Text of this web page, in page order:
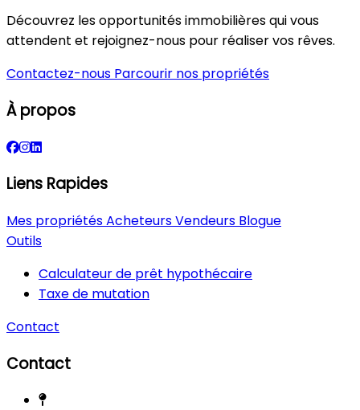
Découvrez les opportunités immobilières qui vous
attendent et rejoignez-nous pour réaliser vos rêves.
Contactez-nous Parcourir nos propriétés
À propos
Liens Rapides
Mes propriétésAcheteursVendeurs Blogue
Outils
Calculateur de prêt hypothécaire
Taxe de mutation
Contact
Contact